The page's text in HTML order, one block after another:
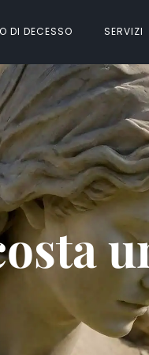
DI DECESSO SERVIZI